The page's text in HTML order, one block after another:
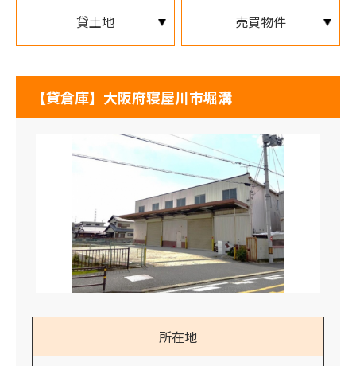
貸土地 売買物件
【貸倉庫】大阪府寝屋川市堀溝
所在地